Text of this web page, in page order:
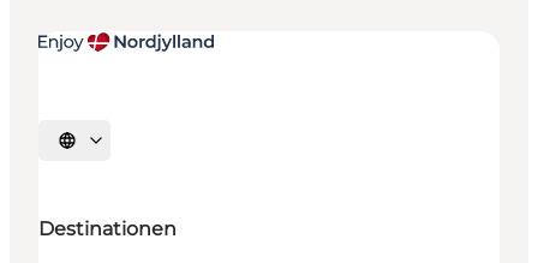
Sprache auswählen
Destinationen